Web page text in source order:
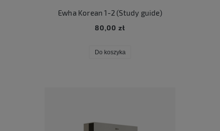
Ewha Korean 1-2 (Study guide)
80,00 zł
Do koszyka